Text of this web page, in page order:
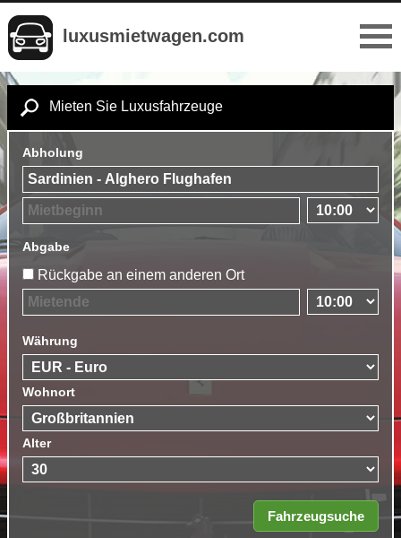
luxusmietwagen.com
Mieten Sie Luxusfahrzeuge
Abholung
Abgabe
Rückgabe an einem anderen Ort
Währung
Wohnort
Alter